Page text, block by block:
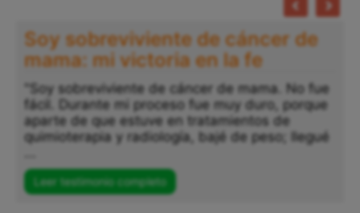
Soy sobreviviente de cáncer de
mama: mi victoria en la fe
"Soy sobreviviente de cáncer de mama. No fue
fácil. Durante mi proceso fue muy duro, porque
aparte de que estuve en tratamientos de
quimioterapia y radiología, bajé de peso; llegué
Leer testimonio completo